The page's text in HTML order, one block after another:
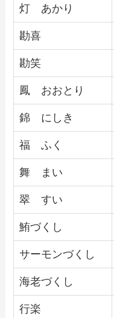
灯 あかり
勘喜
勘笑
鳳 おおとり
錦 にしき
福 ふく
舞 まい
翠 すい
鮪づくし
サーモンづくし
海老づくし
行楽